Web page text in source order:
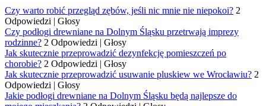
Czy warto robić przegląd zębów, jeśli nic mnie nie niepokoi? 2
Odpowiedzi | Głosy
Czy podłogi drewniane na Dolnym Śląsku przetrwają imprezy
rodzinne? 2 Odpowiedzi | Głosy
Jak skutecznie przeprowadzić dezynfekcję pomieszczeń po
chorobie? 2 Odpowiedzi | Głosy
Jak skutecznie przeprowadzić usuwanie pluskiew we Wrocławiu? 2
Odpowiedzi | Głosy
Jakie podłogi drewniane na Dolnym Śląsku będą najlepsze do